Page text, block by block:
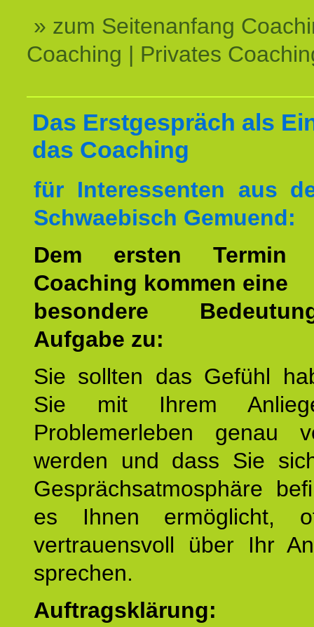
» zum Seitenanfang
Coaching | Privates
Das Erstgespräch als
das Coaching
für Interessenten aus
Schwaebisch Gemuend:
Dem ersten
Coaching kommen eine
besondere
Aufgabe zu:
Sie sollten das Gefühl
Sie mit Ihrem
Problemerleben genau
werden und dass Sie
Gesprächsatmosphäre
es Ihnen ermöglicht,
vertrauensvoll über Ihr
sprechen.
Auftragsklärung: